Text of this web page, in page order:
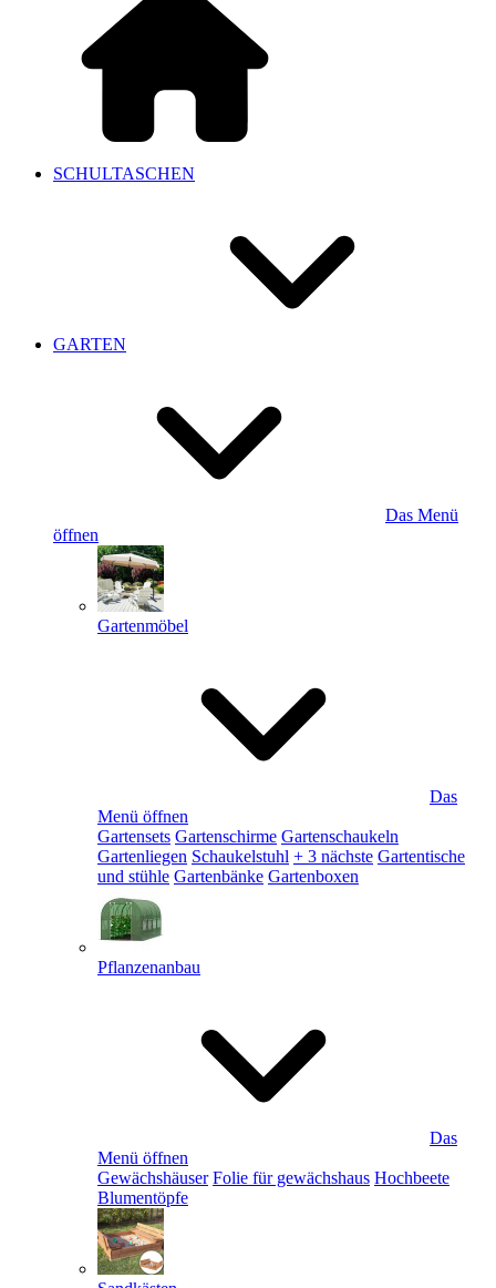
SCHULTASCHEN
GARTEN
Das Menü
öffnen
Gartenmöbel
Das
Menü öffnen
Gartensets Gartenschirme Gartenschaukeln
Gartenliegen Schaukelstuhl + 3 nächste Gartentische
und stühle Gartenbänke Gartenboxen
Pflanzenanbau
Das
Menü öffnen
Gewächshäuser Folie für gewächshaus Hochbeete
Blumentöpfe